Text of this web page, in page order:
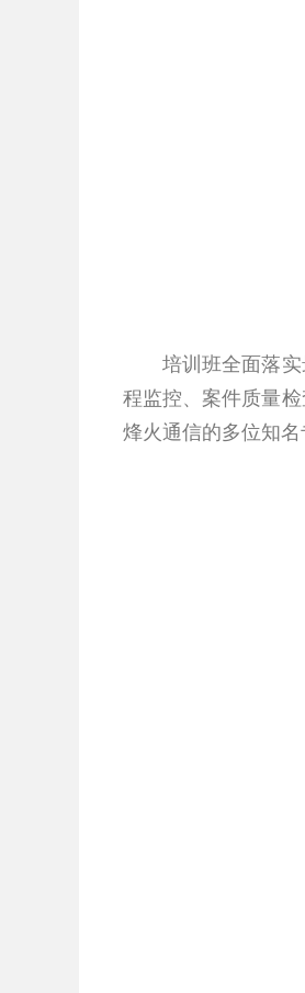
培训班全面落实最
程监控、案件质量
烽火通信的多位知名